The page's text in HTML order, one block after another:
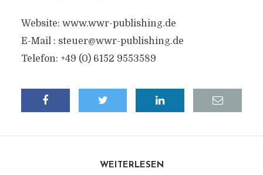
Website: www.wwr-publishing.de
E-Mail : steuer@wwr-publishing.de
Telefon: +49 (0) 6152 9553589
WEITERLESEN